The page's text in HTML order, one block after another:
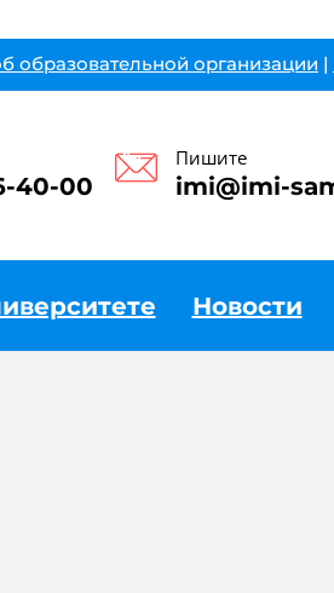
образовательной организации |
40-00
Пишите
imi@imi-
Новости